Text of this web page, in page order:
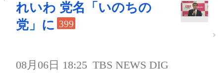
れいわ 党名「いのちの
党」に 399
08月06日 18:25 TBS NEWS DIG